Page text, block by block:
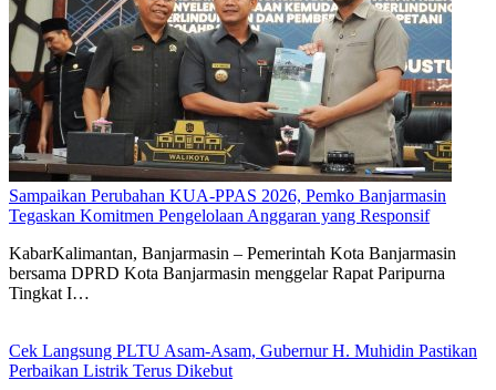
Sampaikan Perubahan KUA-PPAS 2026, Pemko Banjarmasin
Tegaskan Komitmen Pengelolaan Anggaran yang Responsif
KabarKalimantan, Banjarmasin – Pemerintah Kota Banjarmasin
bersama DPRD Kota Banjarmasin menggelar Rapat Paripurna
Tingkat I…
Cek Langsung PLTU Asam-Asam, Gubernur H. Muhidin Pastikan
Perbaikan Listrik Terus Dikebut